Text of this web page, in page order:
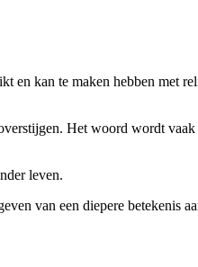
en kan te maken hebben met
Het woord wordt
leven.
van een diepere betekenis